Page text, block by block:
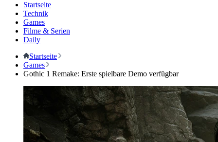
Startseite
Technik
Games
Filme & Serien
Daily
Startseite
Games
Gothic 1 Remake: Erste spielbare Demo verfügbar